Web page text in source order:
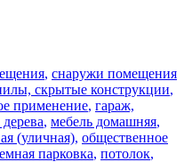
, снаружи помещения
скрытые конструкции,
применение, гараж,
, мебель домашняя,
(уличная), общественное
парковка, потолок,